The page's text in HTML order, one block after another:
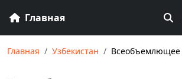
Главная
Главная Узбекистан Всеобъемлющее